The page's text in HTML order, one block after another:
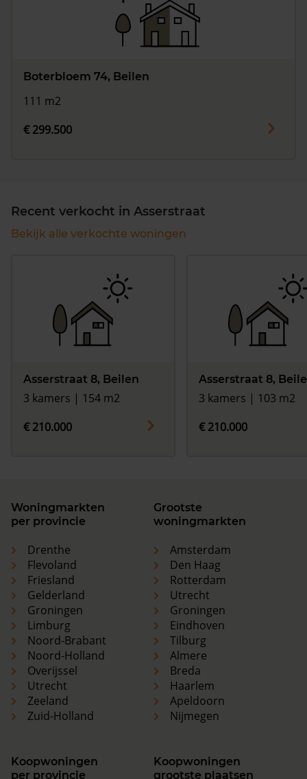
Boterbloem 74, Beilen
111 m2
€ 299.500
Recent verkocht in Asserstraat
Bekijk alle verkochte woningen
Asserstraat 8, Beilen
3 kamers | 154 m2
€ 210.000
Asserstraat 8,
3 kamers | 103 m2
€ 210.000
Woningmarkten
per provincie
Drenthe
Flevoland
Friesland
Gelderland
Groningen
Limburg
Noord-Brabant
Noord-Holland
Overijssel
Utrecht
Zeeland
Zuid-Holland
Grootste
woningmarkten
Amsterdam
Den Haag
Rotterdam
Utrecht
Groningen
Eindhoven
Tilburg
Almere
Breda
Haarlem
Apeldoorn
Nijmegen
Koopwoningen
per provincie
Koopwoningen
grootste plaatsen